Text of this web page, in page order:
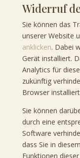
Widerruf
Sie können das
unserer Website
anklicken. Dabei
Gerät installiert.
Analytics für
zukünftig
Browser
Sie können
durch eine
Software
dass Sie in
Funktionen